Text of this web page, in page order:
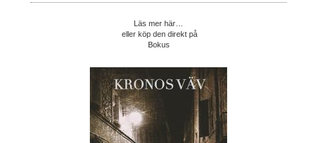
Läs mer här…
eller köp den direkt på
Bokus